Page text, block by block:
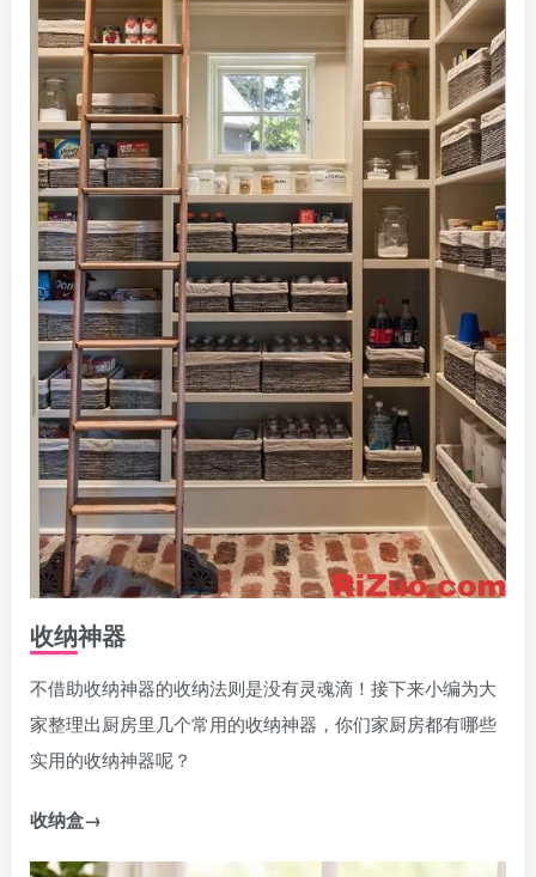
收纳神器
不借助收纳神器的收纳法则是没有灵魂滴！接下来小编为大
家整理出厨房里几个常用的收纳神器，你们家厨房都有哪些
实用的收纳神器呢？
收纳盒→